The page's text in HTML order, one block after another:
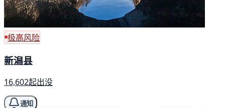
极高风险
新潟县
16,602起出没
通知